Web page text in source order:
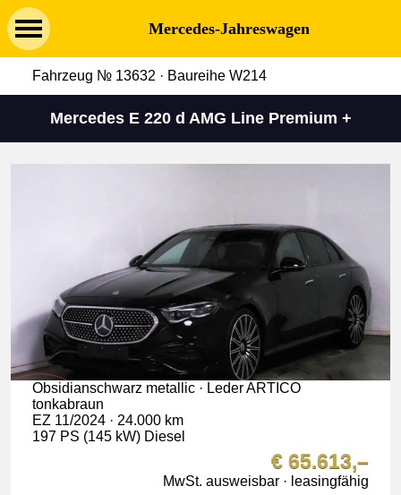
Mercedes-Jahreswagen
Fahrzeug № 13632 · Baureihe W214
Mercedes E 220 d AMG Line Premium +
Obsidianschwarz metallic · Leder ARTICO
tonkabraun
EZ 11/2024 · 24.000 km
197 PS (145 kW) Diesel
€ 65.613,–
MwSt. ausweisbar · leasingfähig